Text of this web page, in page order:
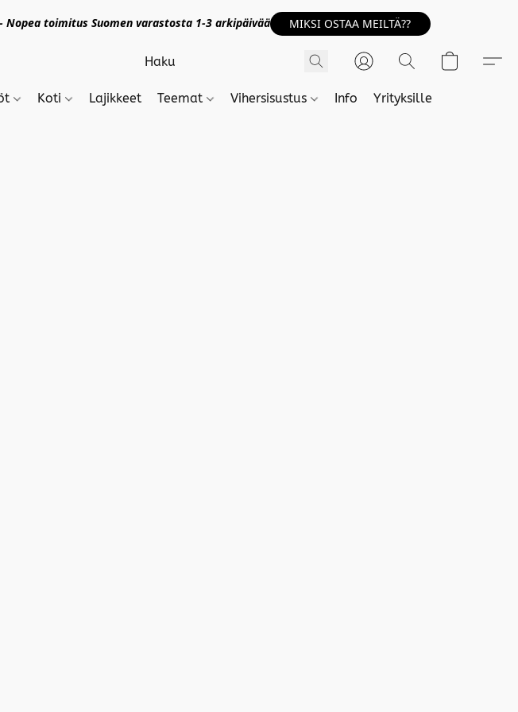
Nopea toimitus Suomen varastosta 1-3 arkipäivää MIKSI OSTAA MEILTÄ??
Koti Lajikkeet Teemat Vihersisustus Info Yrityksille